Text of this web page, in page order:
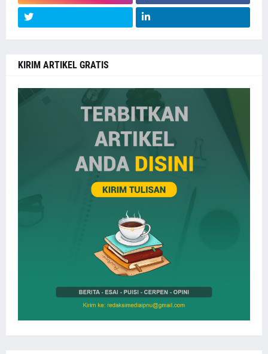
KIRIM ARTIKEL GRATIS